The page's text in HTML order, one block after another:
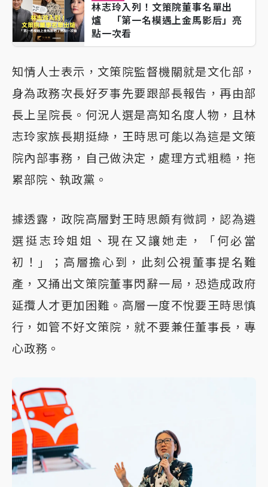
林志玲入列！文策院董事名單出
爐 「第一名模遇上金馬影后」亮
點一次看
知情人士表示，文策院監督機關就是文化部，
身為政務次長好歹事先要跟部長報告，再由部
長上呈院長。何況人選是高知名度人物，且林
志玲家族長期挺綠，王時思可能以為這是文策
院內部事務，自己做決定，處理方式粗糙，拖
累部院、執政黨。
據透露，政院高層對王時思頗有微詞，認為遴
選挺志玲姐姐、現在又讓她走，「何必當
初！」；高層擔心到，此刻公視董事提名難
產，又捅出文策院董事閃辭一局，恐造成政府
延攬人才更加困難。高層一度不悅要王時思慎
行，如管不好文策院，就不要兼任董事長，專
心政務。